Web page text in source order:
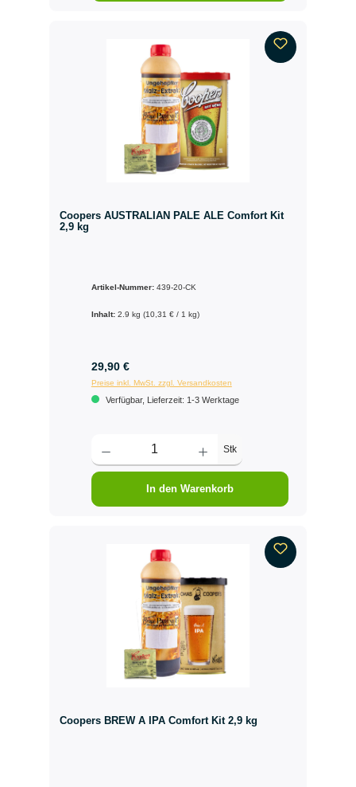
Coopers AUSTRALIAN PALE ALE Comfort Kit
2,9 kg
Artikel-Nummer: 439-20-CK
Inhalt: 2.9 kg (10,31 € / 1 kg)
29,90 €
Preise inkl. MwSt. zzgl. Versandkosten
Verfügbar, Lieferzeit: 1-3 Werktage
Stk
In den Warenkorb
Coopers BREW A IPA Comfort Kit 2,9 kg